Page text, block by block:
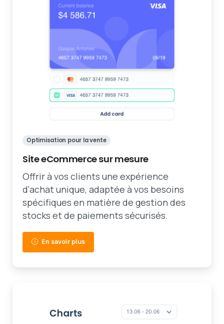
Optimisation pour la vente
Site eCommerce sur mesure
Offrir à vos clients une expérience
d'achat unique, adaptée à vos besoins
spécifiques en matière de gestion des
stocks et de paiements sécurisés.
En savoir plus